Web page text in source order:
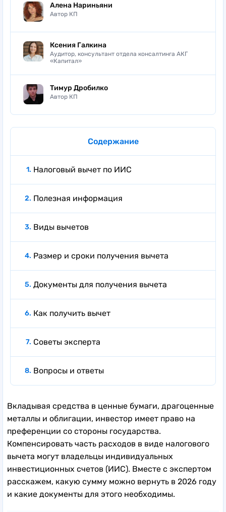
Алена Нариньяни
Автор КП
Ксения Галкина
Аудитор, консультант отдела консалтинга АКГ
«Капитал»
Тимур Дробилко
Автор КП
Содержание
Налоговый вычет по ИИС
Полезная информация
Виды вычетов
Размер и сроки получения вычета
Документы для получения вычета
Как получить вычет
Советы эксперта
Вопросы и ответы
Вкладывая средства в ценные бумаги, драгоценные
металлы и облигации, инвестор имеет право на
преференции со стороны государства.
Компенсировать часть расходов в виде налогового
вычета могут владельцы индивидуальных
инвестиционных счетов (ИИС). Вместе с экспертом
расскажем, какую сумму можно вернуть в 2026 году
и какие документы для этого необходимы.